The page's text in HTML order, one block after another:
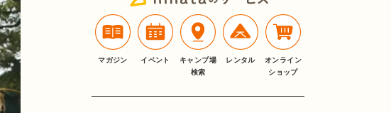
マガジン イベント
キャンプ場
検索
レンタル
オンライン
ショップ